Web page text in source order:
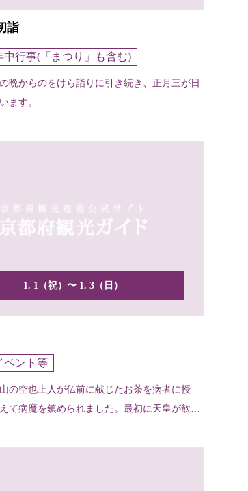
詣
中行事(「まつり」も含む)
晩からのをけら詣りに引き続き、正月三が日
ます。
1. 1（祝）〜 1. 3（日）
ベント等
の空也上人が仏前に献じたお茶を病者に授
て病魔を鎮められました。最初に天皇が飲ま